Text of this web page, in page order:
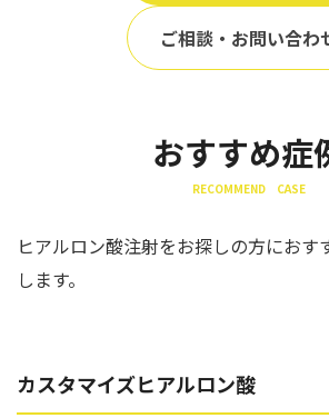
ご相談・お問い合わ
おすすめ症
RECOMMEND CASE
ヒアルロン酸注射をお探しの方におす
します。
カスタマイズヒアルロン酸